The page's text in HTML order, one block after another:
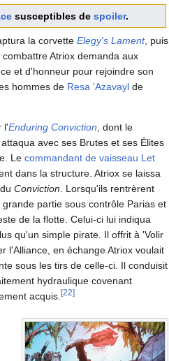
susceptibles de spoiler.
la corvette Elegy's Lament, puis
Atriox demanda aux
et d'honneur pour rejoindre son
hommes de Resa 'Azavaylde
l'Enduring Conviction, dont le
avec ses Brutes et ses Élites
Le commandant de vaisseau Let
dans la structure. Atriox se laissa
Conviction. Lorsqu'ils rentrèrent
partie sous contrôle Parias et
de la flotte. Celui-ci lui indiqua
qu'un simple pirate. Il offrit à 'Volir
l'Alliance, en échange Atriox voulait
sous les tirs de celle-ci. Il conduisit
hydraulique covenant
acquis. [22]